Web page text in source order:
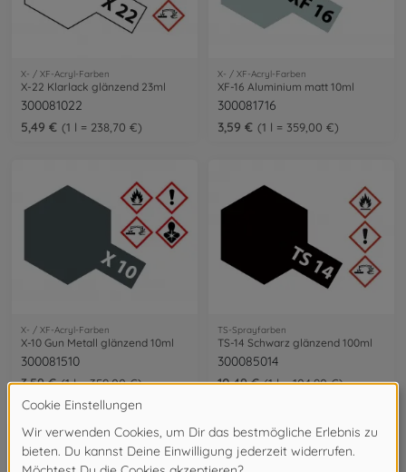
X- / XF-Acryl-Farben
X-22 Klarlack glänzend 23ml
300081022
5,49 €
1 l = 238,70 €
X- / XF-Acryl-Farben
XF-16 Aluminium matt 10ml
300081716
3,59 €
1 l = 359,00 €
X- / XF-Acryl-Farben
X-10 Gun Metall glänzend 10ml
300081510
3,59 €
1 l = 359,00 €
TS-Sprayfarben
TS-14 Schwarz glänzend 100ml
300085014
10,49 €
1 l = 104,90 €